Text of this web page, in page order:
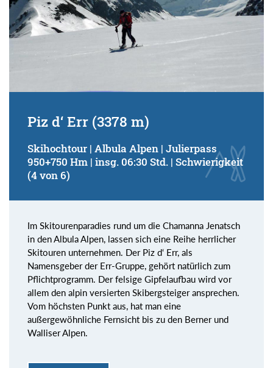
Suchbegriff:
Piz d‘ Err (3378 m)
Skihochtour | Albula Alpen | Julierpass
950+750 Hm | insg. 06:30 Std. | Schwierigkeit
(4 von 6)
Im Skitourenparadies rund um die Chamanna Jenatsch
in den Albula Alpen, lassen sich eine Reihe herrlicher
Skitouren unternehmen. Der Piz d‘ Err, als
Namensgeber der Err-Gruppe, gehört natürlich zum
Pflichtprogramm. Der felsige Gipfelaufbau wird vor
allem den alpin versierten Skibergsteiger ansprechen.
Vom höchsten Punkt aus, hat man eine
außergewöhnliche Fernsicht bis zu den Berner und
Walliser Alpen.